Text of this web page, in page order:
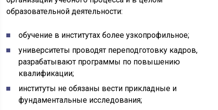
образовательной деятельности:
обучение в институтах более узкопрофильное;
университеты проводят переподготовку кадров,
разрабатывают программы по повышению
квалификации;
институты не обязаны вести прикладные и
фундаментальные исследования;